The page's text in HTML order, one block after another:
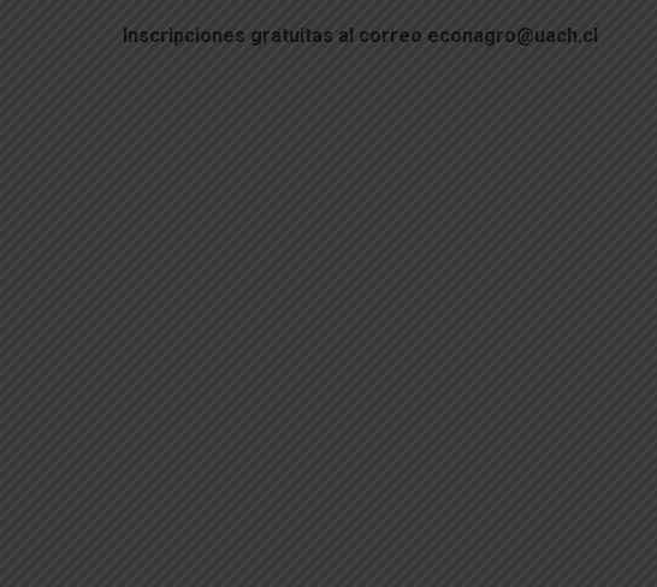
Inscripciones gratuitas al correo econagro@uach.cl